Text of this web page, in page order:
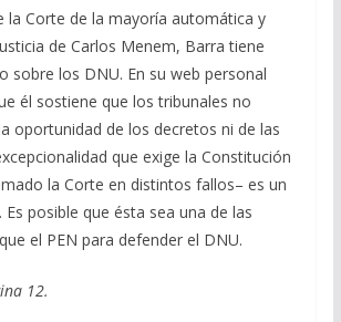
la Corte de la mayoría automática y
de Carlos Menem, Barra tiene
sobre los DNU. En su web personal
él sostiene que los tribunales no
oportunidad de los decretos ni de las
que exige la Constitución
la Corte en distintos fallos– es un
posible que ésta sea una de las
el PEN para defender el DNU.
12.